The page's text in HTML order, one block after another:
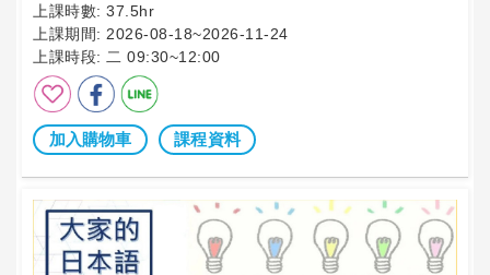
上課時數: 37.5hr
上課期間: 2026-08-18~2026-11-24
上課時段: 二 09:30~12:00
加入購物車 課程資料